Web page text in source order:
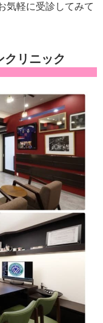
気軽に受診してみて
リニック